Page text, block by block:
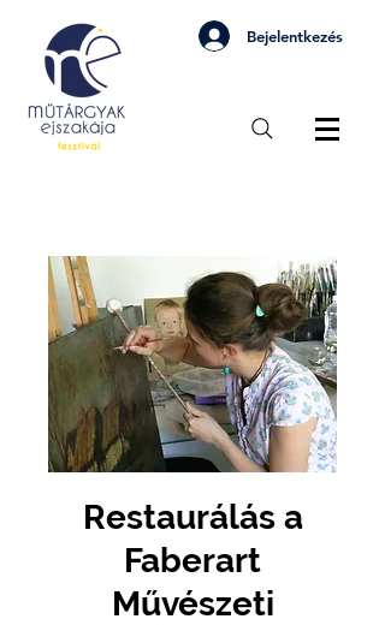
Bejelentkezés
Restaurálás a
Faberart
Művészeti